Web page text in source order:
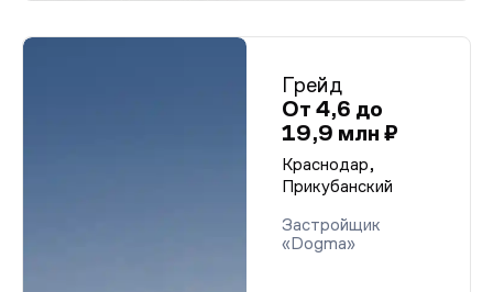
Грейд
От 4,6 до
19,9 млн ₽
Краснодар,
Прикубанский
Застройщик
«Dogma»